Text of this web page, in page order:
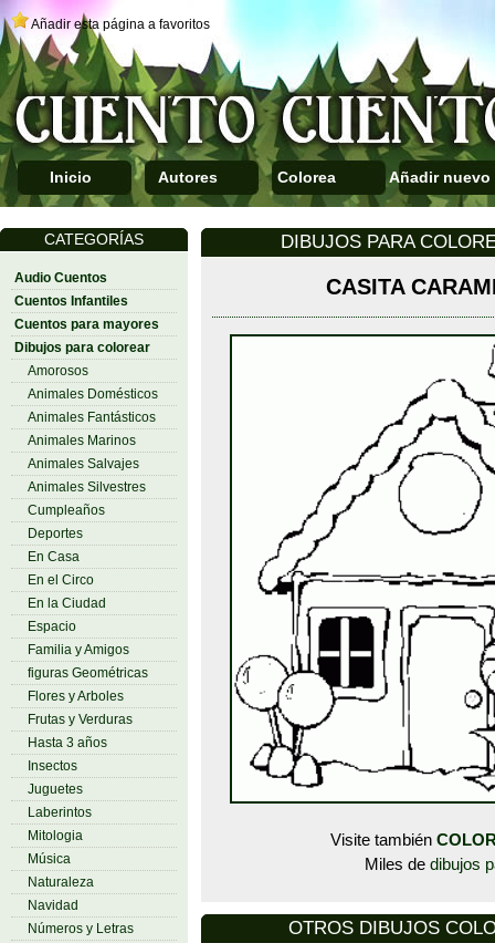
Añadir esta página a favoritos
Inicio Autores Colorea Añadir nuevo
CATEGORÍAS
Audio Cuentos
Cuentos Infantiles
Cuentos para mayores
Dibujos para colorear
Amorosos
Animales Domésticos
Animales Fantásticos
Animales Marinos
Animales Salvajes
Animales Silvestres
Cumpleaños
Deportes
En Casa
En el Circo
En la Ciudad
Espacio
Familia y Amigos
figuras Geométricas
Flores y Arboles
Frutas y Verduras
Hasta 3 años
Insectos
Juguetes
Laberintos
Mitologia
Música
Naturaleza
Navidad
Números y Letras
DIBUJOS PARA
CASITA
Visite también
Miles de dibujos
OTROS DIBUJOS